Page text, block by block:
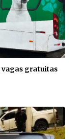
gratuitas